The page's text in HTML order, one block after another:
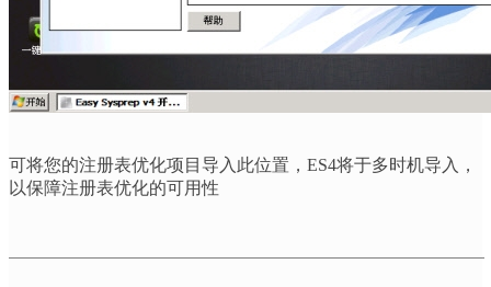
可将您的注册表优化项目导入此位置， ES4将于多时机导入，
以保障注册表优化的可用性